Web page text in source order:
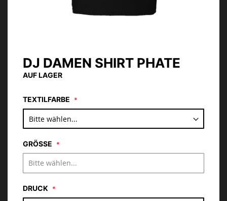
DJ DAMEN SHIRT PHATE
AUF LAGER
TEXTILFARBE
GRÖSSE
DRUCK
Zum
Anfang
der
springen